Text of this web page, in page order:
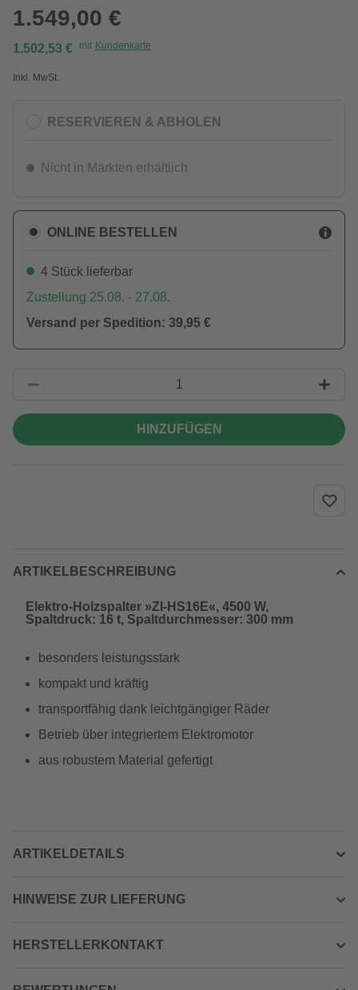
1.549,00 €
1.502,53 € mit Kundenkarte
Inkl. MwSt.
RESERVIEREN & ABHOLEN
Nicht in Märkten erhältlich
ONLINE BESTELLEN
4 Stück lieferbar
Zustellung 25.08. - 27.08.
Versand per Spedition: 39,95 €
HINZUFÜGEN
ARTIKELBESCHREIBUNG
Elektro-Holzspalter »ZI-HS16E«, 4500 W,
Spaltdruck: 16 t, Spaltdurchmesser: 300 mm
besonders leistungsstark
kompakt und kräftig
transportfähig dank leichtgängiger Räder
Betrieb über integriertem Elektromotor
aus robustem Material gefertigt
ARTIKELDETAILS
HINWEISE ZUR LIEFERUNG
HERSTELLERKONTAKT